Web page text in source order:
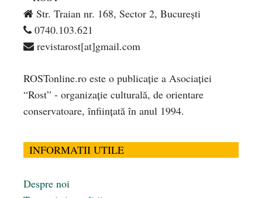
Str. Traian nr. 168, Sector 2, București
0740.103.621
revistarost[at]gmail.com
ROSTonline.ro este o publicaţie a Asociaţiei
“Rost” - organizaţie culturală, de orientare
conservatoare, înfiinţată în anul 1994.
INFORMATII UTILE
Despre noi